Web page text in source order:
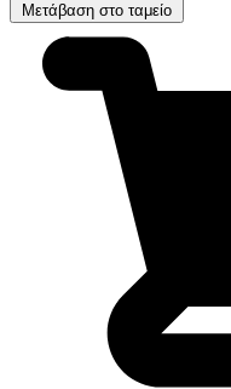
Μετάβαση στο ταμείο